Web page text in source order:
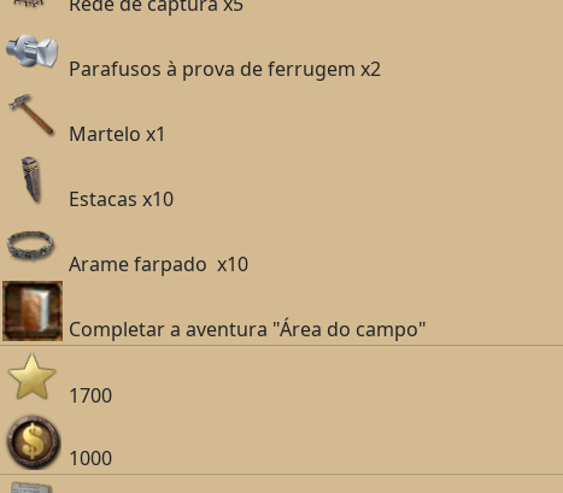
Parafusos à prova de ferrugem x2
Martelo x1
Estacas x10
Arame farpado x10
Completar a aventura "Área do campo"
1700
1000